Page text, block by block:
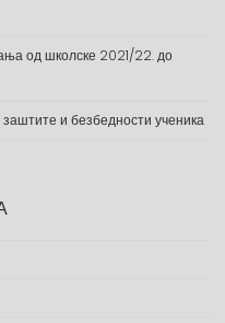
од школске 2021/22. до
и безбедности ученика